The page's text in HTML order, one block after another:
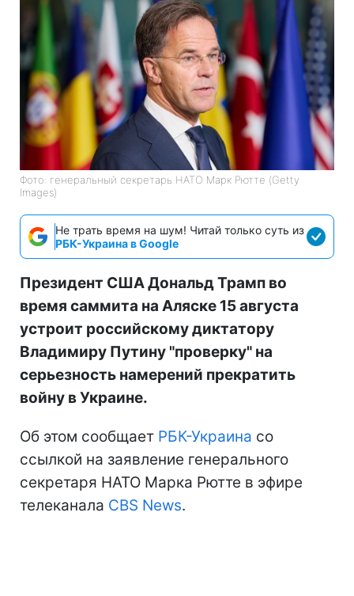
Фото: генеральный секретарь НАТО Марк Рютте (Getty
Images)
Не трать время на шум! Читай только суть из
РБК-Украина в Google
Президент США Дональд Трамп во
время саммита на Аляске 15 августа
устроит российскому диктатору
Владимиру Путину "проверку" на
серьезность намерений прекратить
войну в Украине.
Об этом сообщает РБК-Украина со
ссылкой на заявление генерального
секретаря НАТО Марка Рютте в эфире
телеканала CBS News.